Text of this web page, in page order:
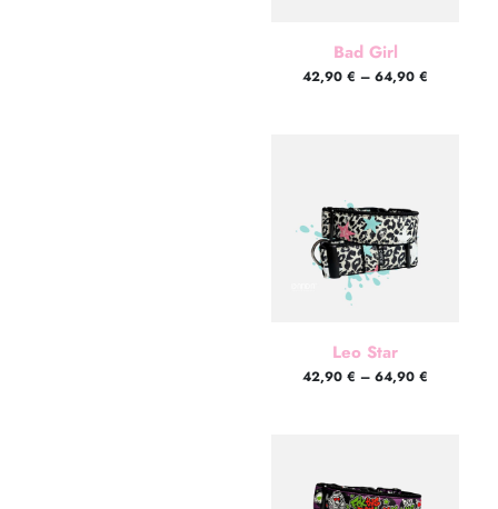
Bad Girl
42,90 € – 64,90 €
Leo Star
42,90 € – 64,90 €